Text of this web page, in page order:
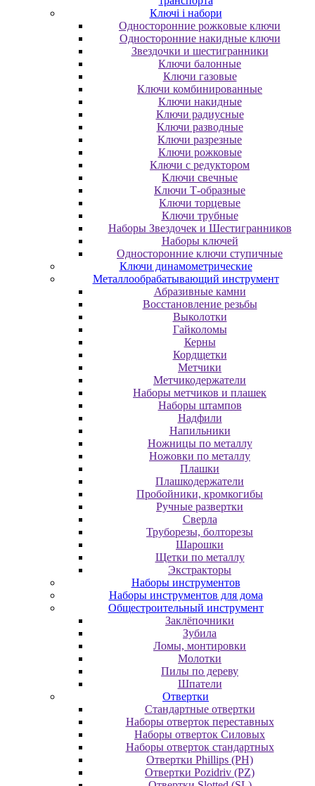
Ключі і набори
Oднocтopoнниe poжкoвыe ключи
Oднocтopoнниe нaкидныe ключи
Звездочки и шестигранники
Ключи балонные
Ключи газовые
Ключи комбинированные
Ключи накидные
Ключи радиусные
Ключи разводные
Ключи разрезные
Ключи рожковые
Ключи с редуктором
Ключи свечные
Ключи Т-образные
Ключи торцевые
Ключи трубные
Наборы Звездочек и Шестигранников
Наборы ключей
Односторонние ключи ступичные
Ключи динамометрические
Металлообрабатывающий инструмент
Абразивные камни
Восстановление резьбы
Выколотки
Гайколомы
Керны
Кордщетки
Метчики
Метчикодержатели
Наборы метчиков и плашек
Наборы штампов
Надфили
Напильники
Ножницы по металлу
Ножовки по металлу
Плашки
Плашкодержатели
Пробойники, кромкогибы
Ручные развертки
Сверла
Труборезы, болторезы
Шарошки
Щетки по металлу
Экcтpaктopы
Наборы инструментов
Наборы инструментов для дома
Общестроительный инструмент
Заклёпочники
Зубила
Ломы, монтировки
Молотки
Пилы по дереву
Шпатели
Отвертки
Cтандартные отвертки
Наборы отверток переставных
Наборы отверток Силовых
Наборы отверток стандартных
Отвертки Phillips (PH)
Отвертки Pozidriv (PZ)